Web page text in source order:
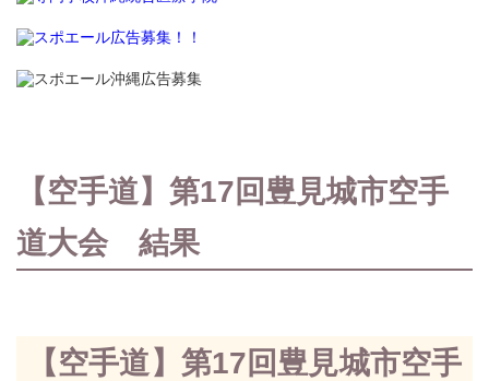
【空手道】第17回豊見城市空手
道大会 結果
【空手道】第17回豊見城市空手